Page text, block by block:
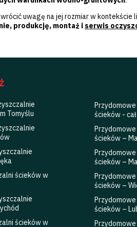
uwagę na jej rozmiar w
produkcję, montaż i serwis
Tomyślu
ścieków w
ścieków w
ścieków -
ścieków –
ścieków –
ścieków –
ścieków –